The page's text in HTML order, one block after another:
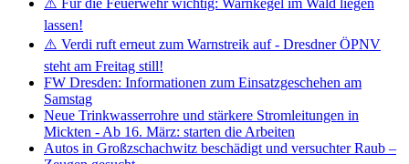
lassen!
⚠️ Verdi ruft erneut zum Warnstreik auf - Dresdner ÖPNV
steht am Freitag still!
FW Dresden: Informationen zum Einsatzgeschehen am
Samstag
Neue Trinkwasserrohre und stärkere Stromleitungen in
Mickten - Ab 16. März: starten die Arbeiten
Autos in Großzschachwitz beschädigt und versuchter Raub –